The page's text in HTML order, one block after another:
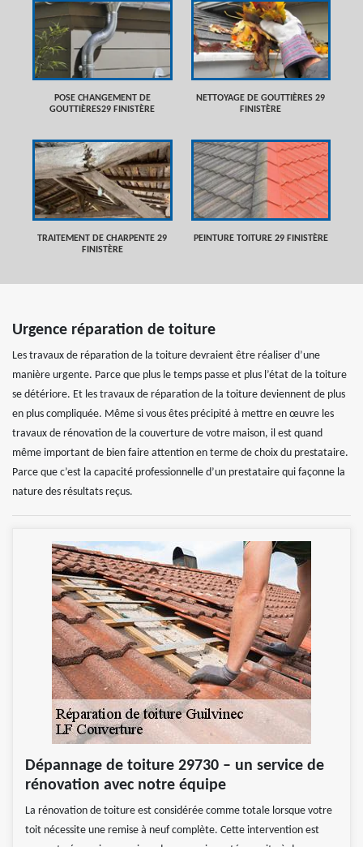
POSE CHANGEMENT DE
GOUTTIÈRES29 FINISTÈRE
NETTOYAGE DE GOUTTIÈRES 29
FINISTÈRE
TRAITEMENT DE CHARPENTE 29
FINISTÈRE
PEINTURE TOITURE 29 FINISTÈRE
Urgence réparation de toiture
Les travaux de réparation de la toiture devraient être réaliser d’une
manière urgente. Parce que plus le temps passe et plus l’état de la toiture
se détériore. Et les travaux de réparation de la toiture deviennent de plus
en plus compliquée. Même si vous êtes précipité à mettre en œuvre les
travaux de rénovation de la couverture de votre maison, il est quand
même important de bien faire attention en terme de choix du prestataire.
Parce que c’est la capacité professionnelle d’un prestataire qui façonne la
nature des résultats reçus.
Dépannage de toiture 29730 – un service de
rénovation avec notre équipe
La rénovation de toiture est considérée comme totale lorsque votre
toit nécessite une remise à neuf complète. Cette intervention est